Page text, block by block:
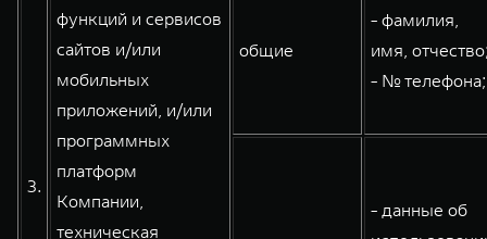
3.
функций и сервисов
сайтов и/или
мобильных
приложений, и/или
программных
платформ
Компании,
техническая
общие
- фамилия,
имя,
- № телефона;
- данные об